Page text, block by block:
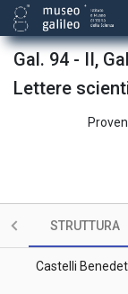
Gal. 94 - II,
Lettere
STRUTTURA
Micanzio
Michelini
Baliani
Cavalieri
Cavalieri
Castelli
Michelini
Castelli